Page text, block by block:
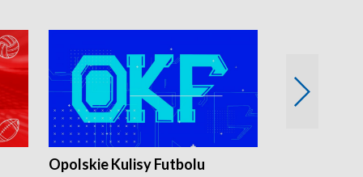
Opolskie Kulisy Futbolu